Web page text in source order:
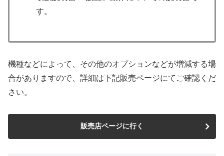
す。
機種などによって、その他のオプションなどが増減する場
合がありますので、詳細は下記販売ページにてご確認くだ
さい。
販売店ページに行く